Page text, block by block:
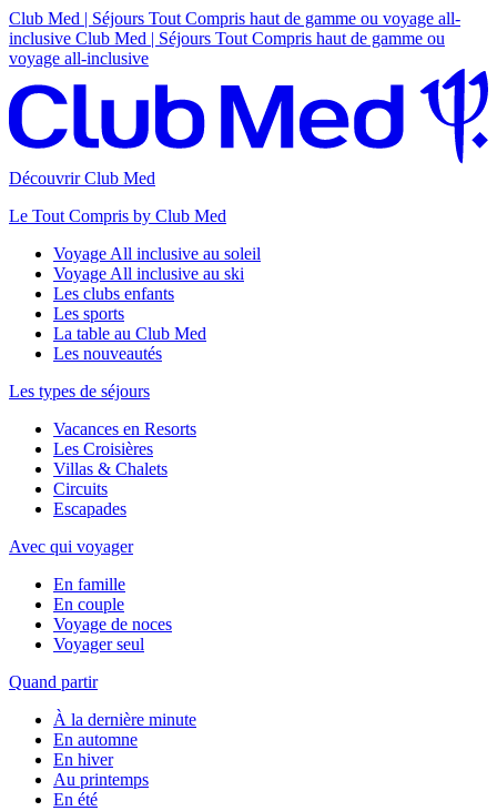
Club Med | Séjours Tout Compris haut de gamme ou voyage all-
inclusive Club Med | Séjours Tout Compris haut de gamme ou
voyage all-inclusive
Découvrir Club Med
Le Tout Compris by Club Med
Voyage All inclusive au soleil
Voyage All inclusive au ski
Les clubs enfants
Les sports
La table au Club Med
Les nouveautés
Les types de séjours
Vacances en Resorts
Les Croisières
Villas & Chalets
Circuits
Escapades
Avec qui voyager
En famille
En couple
Voyage de noces
Voyager seul
Quand partir
À la dernière minute
En automne
En hiver
Au printemps
En été